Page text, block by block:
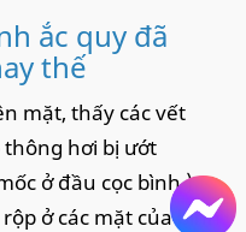
ắc quy đã
thế
mặt, thấy các vết
hơi bị ướt
ở đầu cọc bình )
ở các mặt của bình